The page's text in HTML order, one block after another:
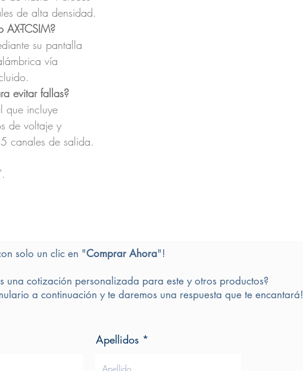
de alta densidad.
TCSIM?
su pantalla
vía
evitar fallas?
que incluye
de voltaje y
canales de salida.
".
solo un clic en "Comprar Ahora"!
una cotización personalizada para este y otros productos?
a continuación y te daremos una respuesta que te encantará!
Apellidos